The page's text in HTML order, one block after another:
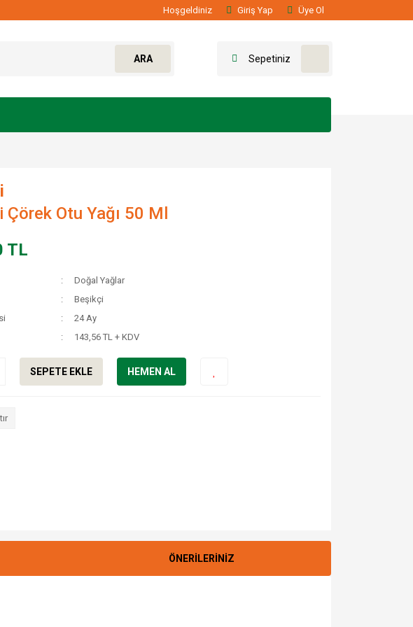
Hoşgeldiniz Giriş Yap Üye Ol
ARA Sepetiniz
Çörek Otu Yağı 50 Ml
TL
Doğal Yağlar
Beşikçi
24 Ay
143,56 TL + KDV
SEPETE EKLE HEMEN AL
ÖNERİLERİNİZ